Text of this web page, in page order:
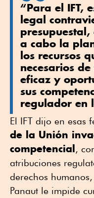
“Para el IFT,
legal
presupuestal,
a cabo la
los recursos
necesarios
eficaz y
sus
regulador en
El IFT dijo en esas
de la Unión
competencial,
atribuciones
derechos
Panaut le impide